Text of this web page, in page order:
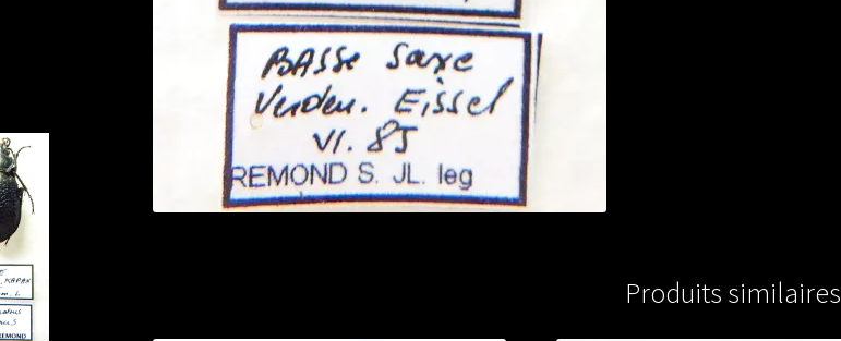
Produits similaires